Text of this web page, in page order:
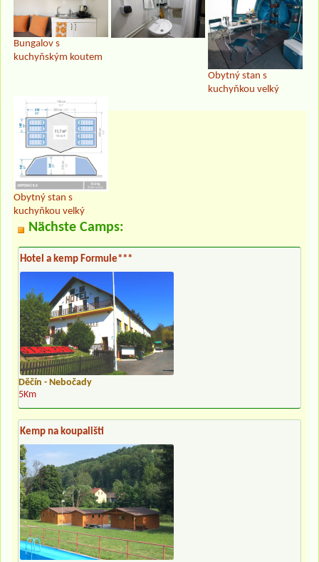
Bungalov s
kuchyňským koutem
Obytný stan s
kuchyňkou velký
Obytný stan s
kuchyňkou velký
Nächste Camps:
Hotel a kemp Formule***
Děčín - Nebočady
5Km
Kemp na koupališti